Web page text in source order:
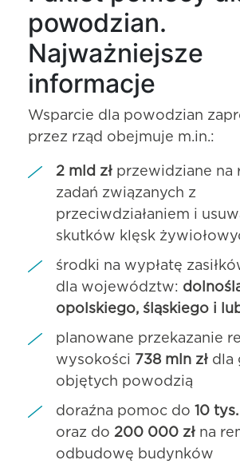
powodzian.
Najważniejsze
informacje
Wsparcie dla powodzian
przez rząd obejmuje m.in.:
2 mld zł przewidziane na
zadań związanych z
przeciwdziałaniem i
skutków klęsk
środki na wypłatę
dla województw:
opolskiego, śląskiego i
planowane przekazanie
wysokości 738 mln zł dla
objętych powodzią
doraźna pomoc do 10
oraz do 200 000 zł na
odbudowę budynków